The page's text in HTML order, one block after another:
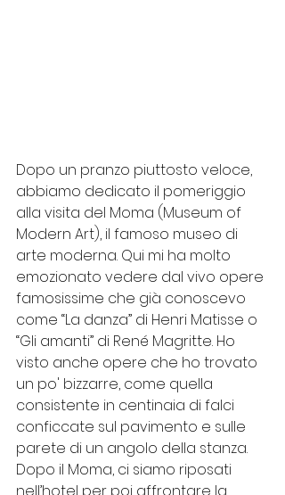
Dopo un pranzo piuttosto veloce,
abbiamo dedicato il pomeriggio
alla visita del Moma (Museum of
Modern Art), il famoso museo di
arte moderna. Qui mi ha molto
emozionato vedere dal vivo opere
famosissime che già conoscevo
come “La danza” di Henri Matisse o
“Gli amanti” di René Magritte. Ho
visto anche opere che ho trovato
un po' bizzarre, come quella
consistente in centinaia di falci
conficcate sul pavimento e sulle
parete di un angolo della stanza.
Dopo il Moma, ci siamo riposati
nell’hotel per poi affrontare la